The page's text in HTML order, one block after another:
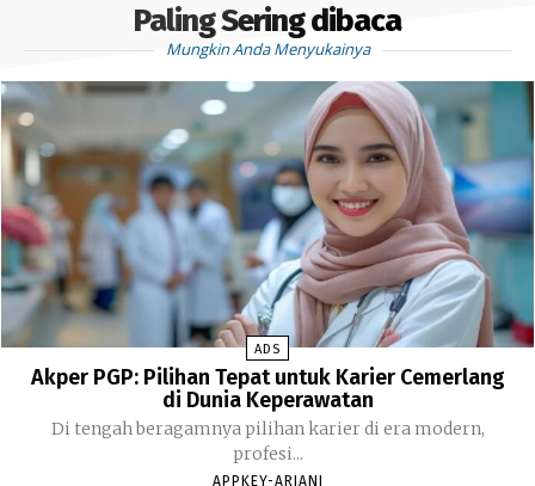
Paling Sering dibaca
Mungkin Anda Menyukainya
ADS
Akper PGP: Pilihan Tepat untuk Karier Cemerlang
di Dunia Keperawatan
Di tengah beragamnya pilihan karier di era modern,
profesi...
APPKEY-ARIANI